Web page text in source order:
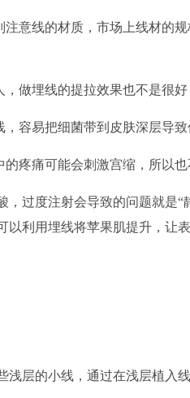
注意线的材质，市场上线材的
做埋线的提拉效果也不是很
容易把细菌带到皮肤深层导致
疼痛可能会刺激宫缩，所以也
，过度注射会导致的问题就是“
以利用埋线将苹果肌提升，让表
浅层的小线，通过在浅层植入线